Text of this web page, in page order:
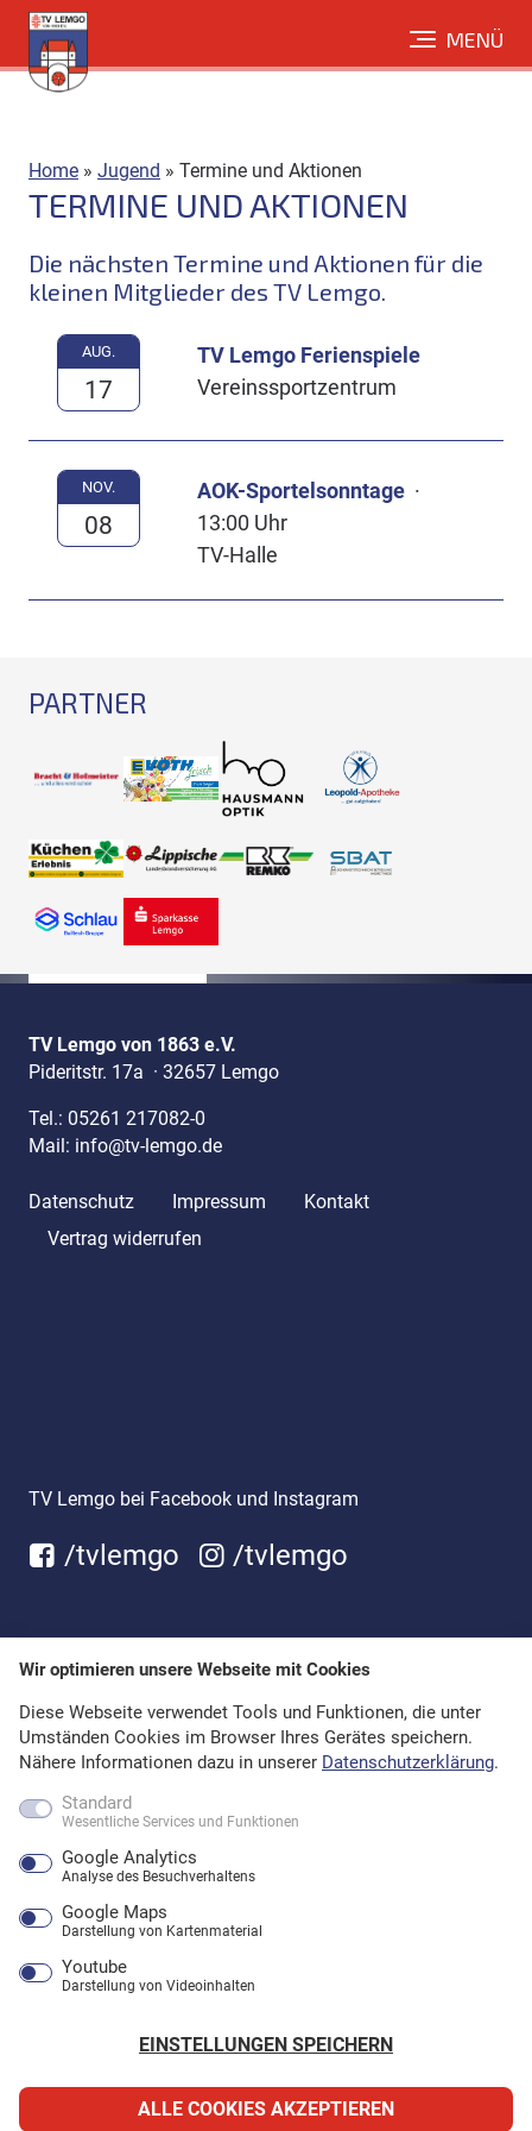
Direkt
zum
Inhalt
MENÜ
Home » Jugend » Termine und Aktionen
TERMINE UND AKTIONEN
Die nächsten Termine und Aktionen für die
kleinen Mitglieder des TV Lemgo.
AUG.
17
TV Lemgo Ferienspiele
Vereinssportzentrum
NOV.
08
AOK-Sportelsonntage ·
13:00 Uhr
TV-Halle
PARTNER
TV Lemgo von 1863 e.V.
Pideritstr. 17a · 32657 Lemgo
Tel.: 05261 217082-0
Mail: info@tv-lemgo.de
Datenschutz Impressum
Kontakt
Vertrag widerrufen
TV Lemgo bei Facebook und Instagram
/tvlemgo /tvlemgo
Wir optimieren unsere Webseite mit Cookies
Diese Webseite verwendet Tools und Funktionen, die unter
Umständen Cookies im Browser Ihres Gerätes speichern.
Nähere Informationen dazu in unserer Datenschutzerklärung.
Standard
Wesentliche Services und Funktionen
Google Analytics
Analyse des Besuchverhaltens
Google Maps
Darstellung von Kartenmaterial
Youtube
Darstellung von Videoinhalten
ALLE COOKIES AKZEPTIEREN
EINSTELLUNGEN SPEICHERN